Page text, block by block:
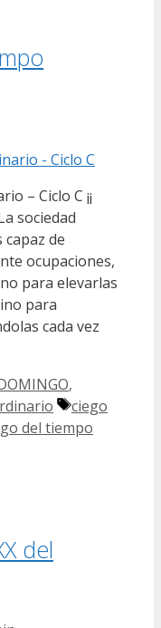
– Ciclo C ¡¡
sociedad
de
ocupaciones,
para elevarlas
para
cada vez
,
Etiquetas
ciego
del tiempo
del